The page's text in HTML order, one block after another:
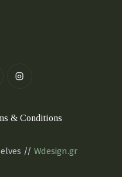
// Wdesign.gr
& Conditions